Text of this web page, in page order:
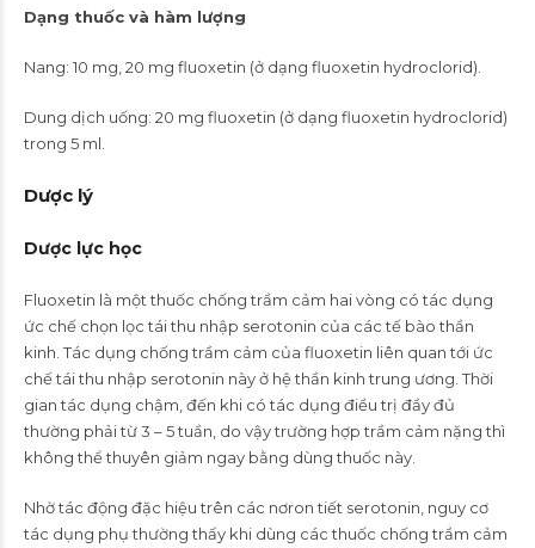
Dạng thuốc và hàm lượng
Nang: 10 mg, 20 mg fluoxetin (ở dạng fluoxetin hydroclorid).
Dung dịch uống: 20 mg fluoxetin (ở dạng fluoxetin hydroclorid)
trong 5 ml.
Dược lý
Dược lực học
Fluoxetin là một thuốc chống trầm cảm hai vòng có tác dụng
ức chế chọn lọc tái thu nhập serotonin của các tế bào thần
kinh. Tác dụng chống trầm cảm của fluoxetin liên quan tới ức
chế tái thu nhập serotonin này ở hệ thần kinh trung ương. Thời
gian tác dụng chậm, đến khi có tác dụng điều trị đầy đủ
thường phải từ 3 – 5 tuần, do vậy trường hợp trầm cảm nặng thì
không thể thuyên giảm ngay bằng dùng thuốc này.
Nhờ tác động đặc hiệu trên các nơron tiết serotonin, nguy cơ
tác dụng phụ thường thấy khi dùng các thuốc chống trầm cảm